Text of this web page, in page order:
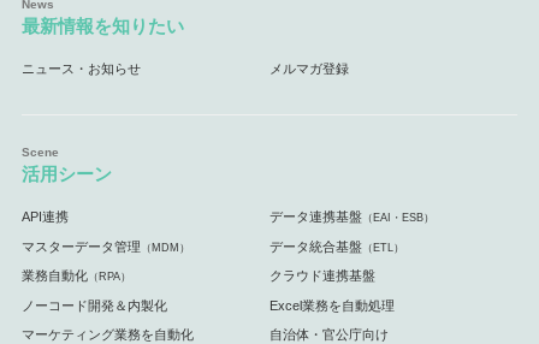
最新情報を知りたい
ニュース・お知らせ メルマガ登録
活用シーン
API連携 データ連携基盤 （EAI・ESB）
マスターデータ管理 （MDM） データ統合基盤 （ETL）
業務自動化（RPA） クラウド連携基盤
ノーコード開発＆内製化 Excel業務を自動処理
マーケティング業務を自動化 自治体・官公庁向け